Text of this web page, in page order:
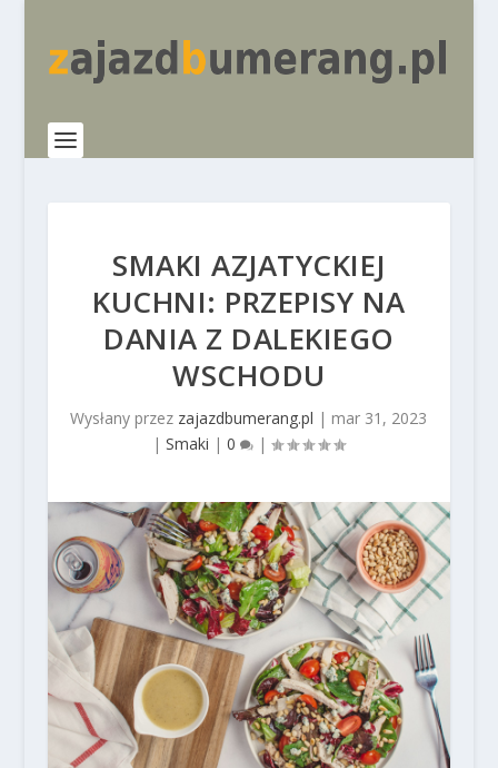
SMAKI AZJATYCKIEJ
KUCHNI: PRZEPISY NA
DANIA Z DALEKIEGO
WSCHODU
Wysłany przez zajazdbumerang.pl | mar 31, 2023
|Smaki |0 |